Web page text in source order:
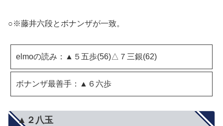
○※藤井六段とボナンザが一致。
elmoの読み：▲５五歩(56)△７三銀(62)
ボナンザ最善手：▲６六歩
▲２八玉